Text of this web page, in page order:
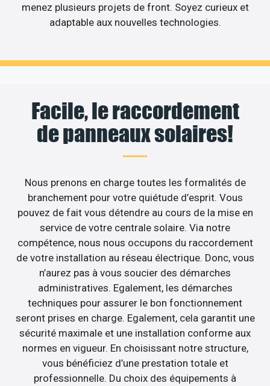
menez plusieurs projets de front. Soyez curieux et
adaptable aux nouvelles technologies.
Facile, le raccordement
de panneaux solaires!
Nous prenons en charge toutes les formalités de
branchement pour votre quiétude d’esprit. Vous
pouvez de fait vous détendre au cours de la mise en
service de votre centrale solaire. Via notre
compétence, nous nous occupons du raccordement
de votre installation au réseau électrique. Donc, vous
n’aurez pas à vous soucier des démarches
administratives. Egalement, les démarches
techniques pour assurer le bon fonctionnement
seront prises en charge. Egalement, cela garantit une
sécurité maximale et une installation conforme aux
normes en vigueur. En choisissant notre structure,
vous bénéficiez d’une prestation totale et
professionnelle. Du choix des équipements à